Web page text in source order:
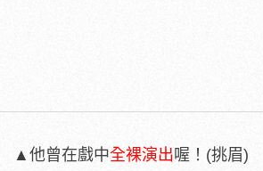
▲他曾在戲中全裸演出喔！(挑眉)